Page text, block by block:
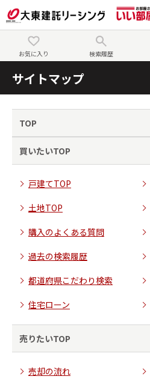
お気に入り 検索履歴
サイトマップ
TOP
買いたいTOP
戸建てTOP
土地TOP
購入のよくある質問
過去の検索履歴
都道府県こだわり検索
住宅ローン
売りたいTOP
売却の流れ